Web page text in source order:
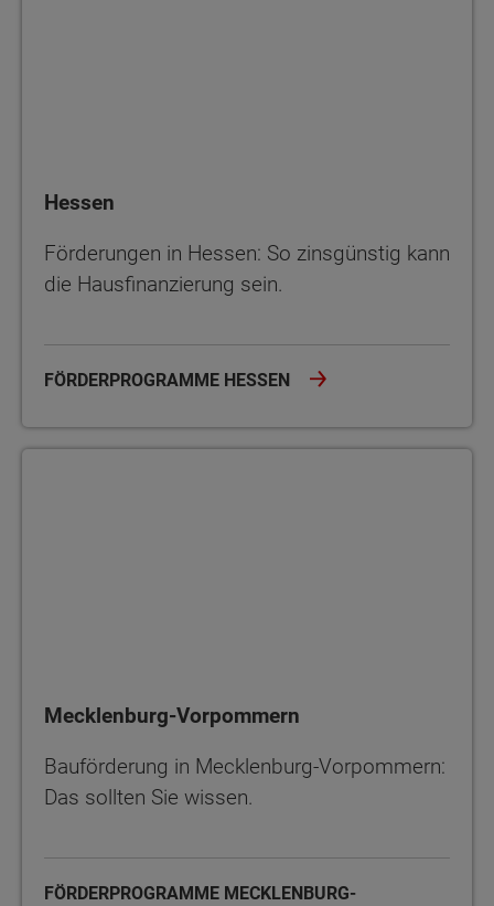
Hessen
Förderungen in Hessen: So zinsgünstig kann
die Hausfinanzierung sein.
FÖRDERPROGRAMME HESSEN
Mecklenburg-Vorpommern
Bauförderung in Mecklenburg-Vorpommern:
Das sollten Sie wissen.
FÖRDERPROGRAMME MECKLENBURG-